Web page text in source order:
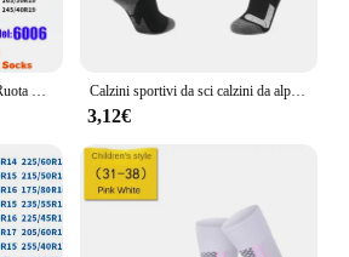
Calzini sportivi da sci calzini da alpinismo invernali da esterno ispessimento calzini da alpinismo a tubo alto calzini da uomo e da donna assorbono il sudore antiscivolo
3,12€